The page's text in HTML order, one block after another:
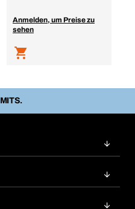
Anmelden, um Preise zu
sehen